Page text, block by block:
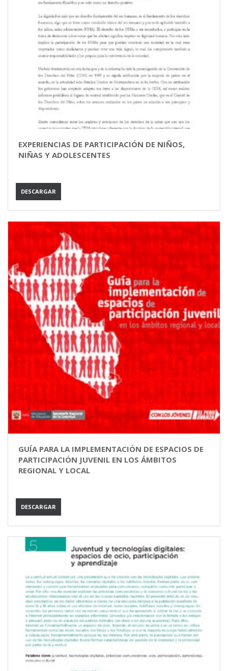
EXPERIENCIAS DE PARTICIPACIÓN DE NIÑOS,
NIÑAS Y ADOLESCENTES
DESCARGAR
GUÍA PARA LA IMPLEMENTACIÓN DE ESPACIOS DE
PARTICIPACIÓN JUVENIL EN LOS ÁMBITOS
REGIONAL Y LOCAL
DESCARGAR